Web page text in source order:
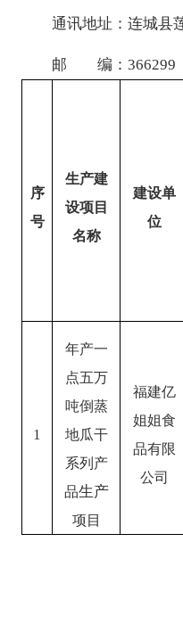
通讯地址：连城县
邮 编： 366299
序
号
生产建
设项目
名称
建设单
位
1
年产一
点五万
吨倒蒸
地瓜干
系列产
品生产
项目
福建亿
姐姐食
品有限
公司